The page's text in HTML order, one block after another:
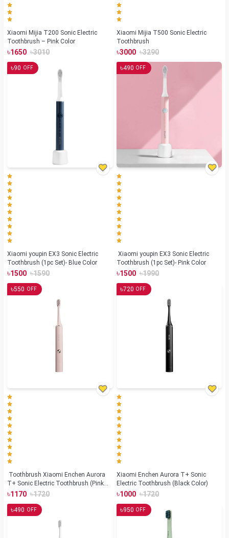
Xiaomi Mijia T200 Sonic Electric
Toothbrush – Pink Color
৳1650 ৳3010
Xiaomi Mijia T500 Sonic Electric
Toothbrush
৳3000 ৳3290
৳90 OFF
Xiaomi youpin EX3 Sonic Electric
Toothbrush (1pc Set)- Blue Color
৳1500 ৳1590
৳490 OFF
Toothbrush (1pc Set)- Pink Color
৳1500 ৳1990
৳550 OFF
Toothbrush Xiaomi Enchen Aurora
T+ Sonic Electric Toothbrush (Pink
Color)
৳1170 ৳1720
৳720 OFF
Xiaomi Enchen Aurora T+ Sonic
Electric Toothbrush (Black Color)
৳1000 ৳1720
৳490 OFF ৳950 OFF